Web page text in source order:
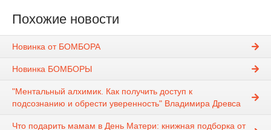
Похожие новости
Новинка от БОМБОРА
Новинка БОМБОРЫ
"Ментальный алхимик. Как получить доступ к
подсознанию и обрести уверенность" Владимира Древса
Что подарить мамам в День Матери: книжная подборка от